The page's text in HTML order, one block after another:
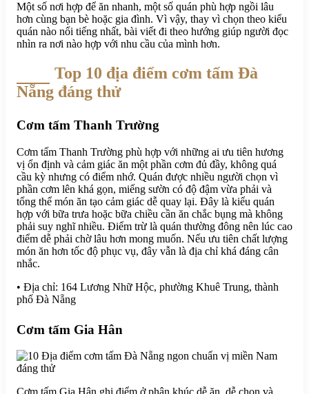
Một số nơi hợp để ăn nhanh, một số quán phù hợp ngồi lâu
hơn cùng bạn bè hoặc gia đình. Vì vậy, thay vì chọn theo kiểu
quán nào nổi tiếng nhất, bài viết đi theo hướng giúp người đọc
nhìn ra nơi nào hợp với nhu cầu của mình hơn.
Top 10 địa điểm cơm tấm Đà
Nẵng đáng thử
Cơm tấm Thanh Trường
Cơm tấm Thanh Trường phù hợp với những ai ưu tiên hương
vị ổn định và cảm giác ăn một phần cơm đủ đầy, không quá
cầu kỳ nhưng có điểm nhớ. Quán được nhiều người chọn vì
phần cơm lên khá gọn, miếng sườn có độ đậm vừa phải và
tổng thể món ăn tạo cảm giác dễ quay lại. Đây là kiểu quán
hợp với bữa trưa hoặc bữa chiều cần ăn chắc bụng mà không
phải suy nghĩ nhiều. Điểm trừ là quán thường đông nên lúc cao
điểm dễ phải chờ lâu hơn mong muốn. Nếu ưu tiên chất lượng
món ăn hơn tốc độ phục vụ, đây vẫn là địa chỉ khá đáng cân
nhắc.
• Địa chỉ: 164 Lương Nhữ Hộc, phường Khuê Trung, thành
phố Đà Nẵng
Cơm tấm Gia Hân